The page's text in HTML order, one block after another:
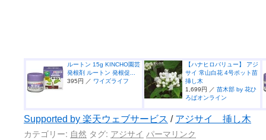
ルートン 15g KINCHO園芸
発根剤 ルートン 発根促...
395円 ／ ワイズライフ
【ハナヒロバリュー】 アジ
サイ 常山白花 4号ポット苗
挿し木
1,699円 ／ 苗木部 by 花ひ
ろばオンライン
Supported by 楽天ウェブサービス / アジサイ 挿し木
カテゴリー: 自然 タグ: アジサイ パーマリンク